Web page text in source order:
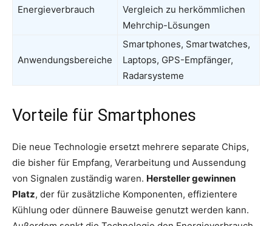
Energieverbrauch
Vergleich zu herkömmlichen
Mehrchip-Lösungen
Anwendungsbereiche
Smartphones, Smartwatches,
Laptops, GPS-Empfänger,
Radarsysteme
Vorteile für Smartphones
Die neue Technologie ersetzt mehrere separate Chips,
die bisher für Empfang, Verarbeitung und Aussendung
von Signalen zuständig waren. Hersteller gewinnen
Platz, der für zusätzliche Komponenten, effizientere
Kühlung oder dünnere Bauweise genutzt werden kann.